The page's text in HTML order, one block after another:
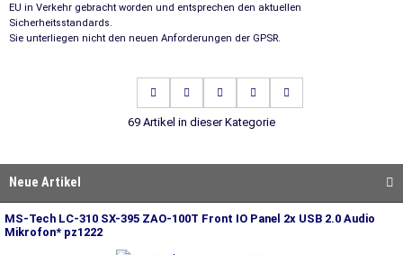
EU in Verkehr gebracht worden und entsprechen den aktuellen
Sicherheitsstandards.
Sie unterliegen nicht den neuen Anforderungen der GPSR.
69 Artikel in dieser Kategorie
Neue Artikel
MS-Tech LC-310 SX-395 ZAO-100T Front IO Panel 2x USB 2.0 Audio
Mikrofon* pz1222